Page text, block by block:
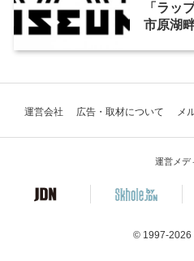
「ラッ
市原湖
運営会社 広告・取材について メ
運営メデ
© 1997-2026